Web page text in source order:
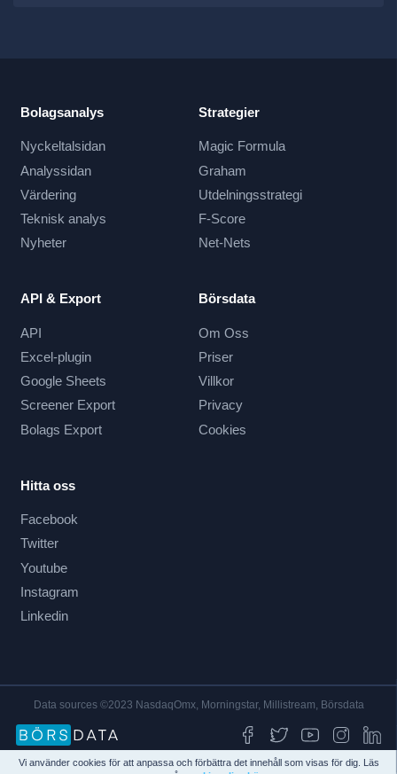
Vi använder cookies för att anpassa och förbättra det innehåll som visas för dig. Läs
Bolagsanalys
Nyckeltalsidan
Analyssidan
Värdering
Teknisk analys
Nyheter
Strategier
Magic Formula
Graham
Utdelningsstrategi
F-Score
Net-Nets
API & Export
API
Excel-plugin
Google Sheets
Screener Export
Bolags Export
Börsdata
Om Oss
Priser
Villkor
Privacy
Cookies
Hitta oss
Facebook
Twitter
Youtube
Instagram
Linkedin
Data sources ©2023 NasdaqOmx, Morningstar, Millistream, Börsdata